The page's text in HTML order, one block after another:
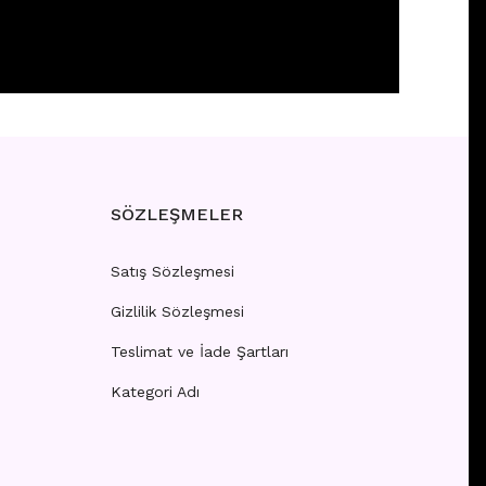
girişi yapınız.
SÖZLEŞMELER
Satış Sözleşmesi
Gizlilik Sözleşmesi
Teslimat ve İade Şartları
Kategori Adı